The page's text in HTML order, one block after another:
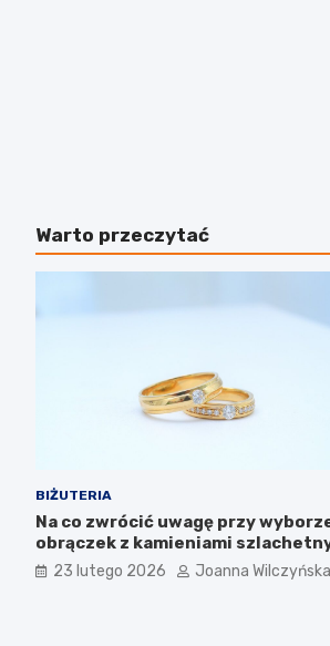
Warto przeczytać
BIŻUTERIA
Na co zwrócić uwagę przy
obrączek z kamieniami
23 lutego 2026 Joanna Wilczyńska